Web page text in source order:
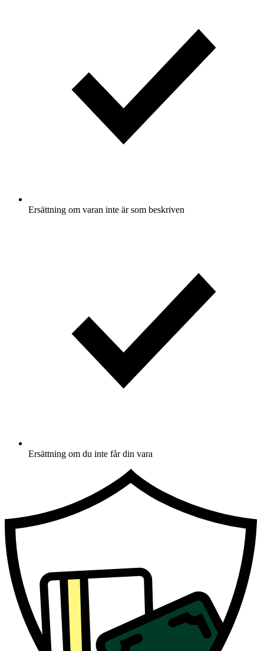
Ersättning om varan inte är som beskriven
Ersättning om du inte får din vara